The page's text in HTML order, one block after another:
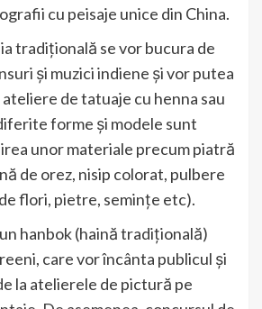
cu peisaje unice din China.
tradițională se vor bucura de
și muzici indiene și vor putea
de tatuaje cu henna sau
forme și modele sunt
unor materiale precum piatră
de orez, nisip colorat, pulbere
flori, pietre, semințe etc).
hanbok (haină tradițională)
care vor încânta publicul și
la atelierele de pictură pe